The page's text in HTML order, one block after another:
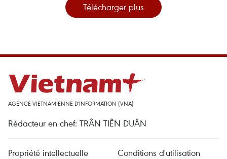
Télécharger plus
AGENCE VIETNAMIENNE D'INFORMATION (VNA)
Rédacteur en chef: TRÂN TIÊN DUÂN
Propriété intellectuelle Conditions d'utilisation